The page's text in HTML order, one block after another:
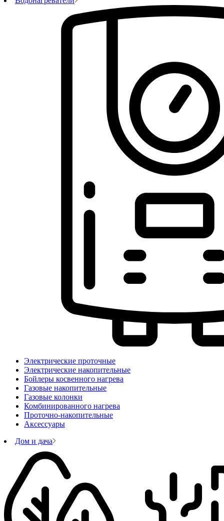
Электрические проточные
Электрические накопительные
Бойлеры косвенного нагрева
Газовые накопительные
Газовые колонки
Комбинированного нагрева
Проточно-накопительные
Аксессуары
Дом и дача